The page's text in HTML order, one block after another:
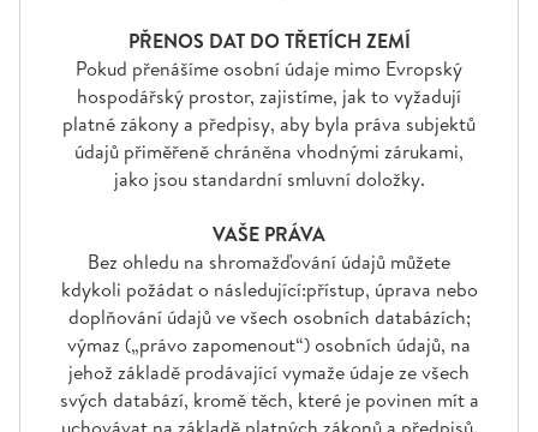
PŘENOS DAT DO TŘETÍCH ZEMÍ
Pokud přenášíme osobní údaje mimo Evropský
hospodářský prostor, zajistíme, jak to vyžadují
platné zákony a předpisy, aby byla práva subjektů
údajů přiměřeně chráněna vhodnými zárukami,
jako jsou standardní smluvní doložky.
VAŠE PRÁVA
Bez ohledu na shromažďování údajů můžete
kdykoli požádat o následující:přístup, úprava nebo
doplňování údajů ve všech osobních databázích;
výmaz („právo zapomenout“) osobních údajů, na
jehož základě prodávající vymaže údaje ze všech
svých databází, kromě těch, které je povinen mít a